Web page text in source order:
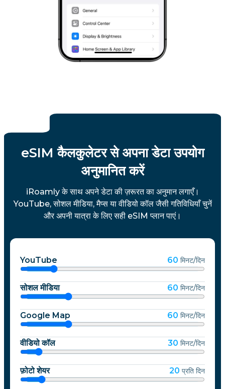
eSIM कैलकुलेटर से अपना डेटा उपयोग
अनुमानित करें
iRoamly के साथ अपने डेटा की ज़रूरत का अनुमान लगाएँ।
YouTube, सोशल मीडिया, मैप्स या वीडियो कॉल जैसी गतिविधियाँ चुनें
और अपनी यात्रा के लिए सही eSIM प्लान पाएं।
YouTube 60 मिनट/दिन
सोशल मीडिया 60 मिनट/दिन
Google Map 60 मिनट/दिन
वीडियो कॉल 30 मिनट/दिन
फ़ोटो शेयर 20 प्रति दिन